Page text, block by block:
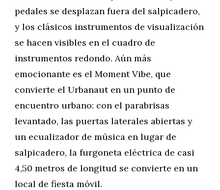
pedales se desplazan fuera del salpicadero,
y los clásicos instrumentos de visualización
se hacen visibles en el cuadro de
instrumentos redondo. Aún más
emocionante es el Moment Vibe, que
convierte el Urbanaut en un punto de
encuentro urbano: con el parabrisas
levantado, las puertas laterales abiertas y
un ecualizador de música en lugar de
salpicadero, la furgoneta eléctrica de casi
4,50 metros de longitud se convierte en un
local de fiesta móvil.